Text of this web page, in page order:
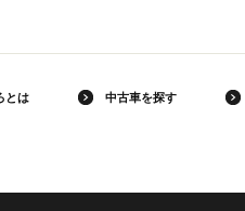
とは 中古車を探す